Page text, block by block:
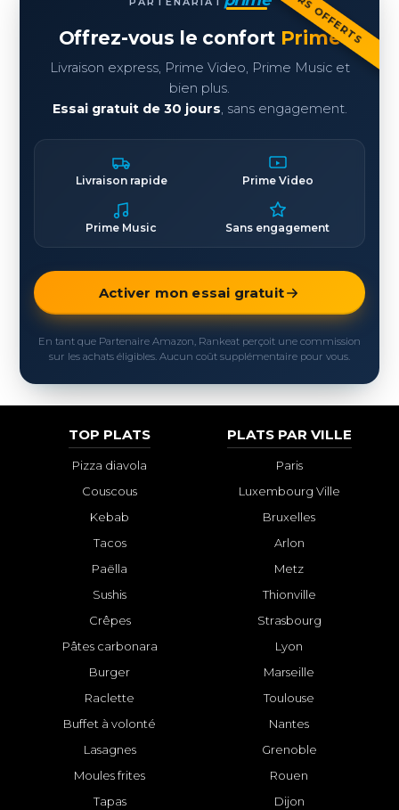
Offrez-vous le confort Prime
Livraison express, Prime Video, Prime Music et
bien plus.
Essai gratuit de 30 jours, sans engagement.
Livraison rapide Prime Video
Prime Music Sans engagement
Activer mon essai gratuit
En tant que Partenaire Amazon, Rankeat perçoit une commission
sur les achats éligibles. Aucun coût supplémentaire pour vous.
TOP PLATS
Pizza diavola
Couscous
Kebab
Tacos
Paëlla
Sushis
Crêpes
Pâtes carbonara
Burger
Raclette
Buffet à volonté
Lasagnes
Moules frites
Tapas
PLATS PAR VILLE
Paris
Luxembourg Ville
Bruxelles
Arlon
Metz
Thionville
Strasbourg
Lyon
Marseille
Toulouse
Nantes
Grenoble
Rouen
Dijon